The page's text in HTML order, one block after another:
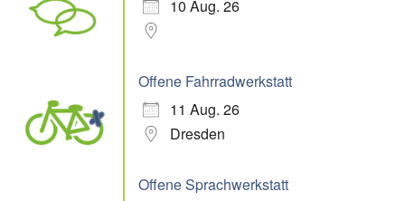
10 Aug. 26
Offene Fahrradwerkstatt
11 Aug. 26
Dresden
Offene Sprachwerkstatt